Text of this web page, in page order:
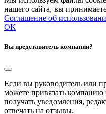
нашего сайта, вы
Соглашение об
OK
Вы представитель компании?
Если вы руководитель или
можете привязать
получать уведомления,
отвечать на отзывы.